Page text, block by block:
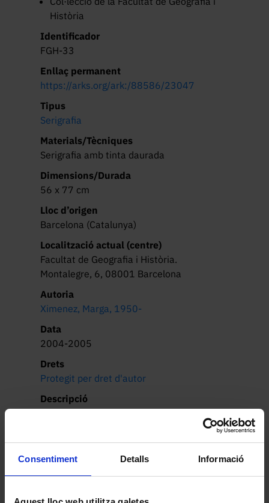
Consentiment Detalls Informació
Història
Identificador
FGH-33
Enllaç permanent
https://arks.org/ark:/88586/23047
Tipus
Serigrafia
Materials/Tècniques
Serigrafia amb tinta daurada
Dimensions/Durada
56 x 77 cm
Lloc d’origen
Barcelona (Catalunya)
Localització actual (centre)
Facultat de Geografia i Història.
Montalegre, 6, 08001 Barcelona
Autoria
Ximenez, Marga, 1950-
Data
2004-2005
Drets
Protegit per dret d'autor
Descripció
instal·lació multimèdia “Domus Aurea”,
realitzada juntament amb Nora Ancarola
d’investigació centrada en la construcció
Llegir més